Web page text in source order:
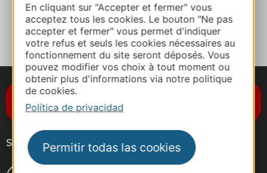
En cliquant sur "Accepter et fermer" vous
acceptez tous les cookies. Le bouton "Ne pas
accepter et fermer" vous permet d'indiquer
votre refus et seuls les cookies nécessaires au
fonctionnement du site seront déposés. Vous
pouvez modifier vos choix à tout moment ou
obtenir plus d'informations via notre politique
de cookies.
Política de privacidad
Permitir todas las cookies
A MIS FAVORITOS
Suscríbase al boletín de noticias
Destination Occitanie
Síganos